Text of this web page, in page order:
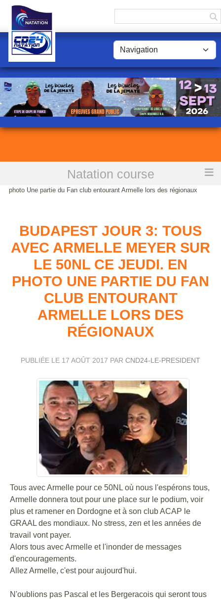
Natation course
Budapest Jour 3: Tous avec Armelle Meyer sur le 50NL ce jeudi. En
photo Une partie du Fan club entourant Armelle lors des régionaux
BUDAPEST JOUR 3: TOUS
AVEC ARMELLE MEYER SUR
LE 50NL CE JEUDI. EN
PHOTO UNE PARTIE DU FAN
CLUB ENTOURANT
ARMELLE LORS DES
RÉGIONAUX
PUBLIÉE LE 17 AOÛT 2017 PAR CND24-LE-PRESIDENT
Tous avec Armelle pour ce 50NL où nous l'espérons tous,
Armelle donnera tout pour une place sur le podium, voir
plus et ramener en Dordogne et à son club ACAP le
GRAAL des mondiaux. No stress, zen et les années de
travail vont payer.
Alors tous avec Armelle et l'inonder de messages
d'encouragements.
Allez Armelle, c'est pour aujourd'hui.
N'oublions pas Pascal et les Bergeracois qui seront tous
Panneau de gestion des cookies